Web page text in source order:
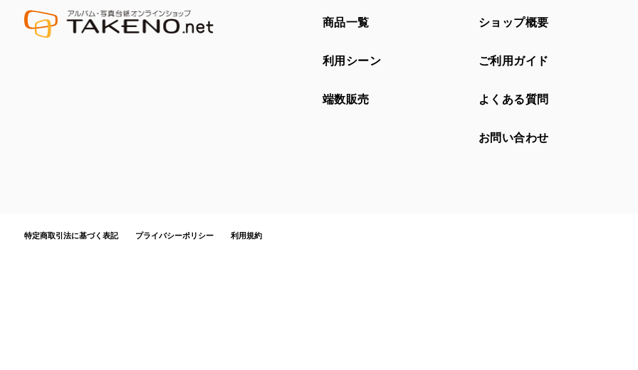
商品一覧
利用シーン
端数販売
ショップ概要
ご利用ガイド
よくある質問
お問い合わせ
特定商取引法に基づく表記 プライバシーポリシー 利用規約